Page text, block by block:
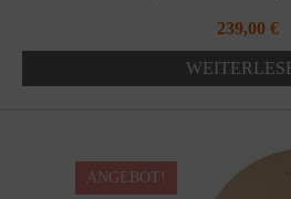
239,00 €
ANGEBOT!